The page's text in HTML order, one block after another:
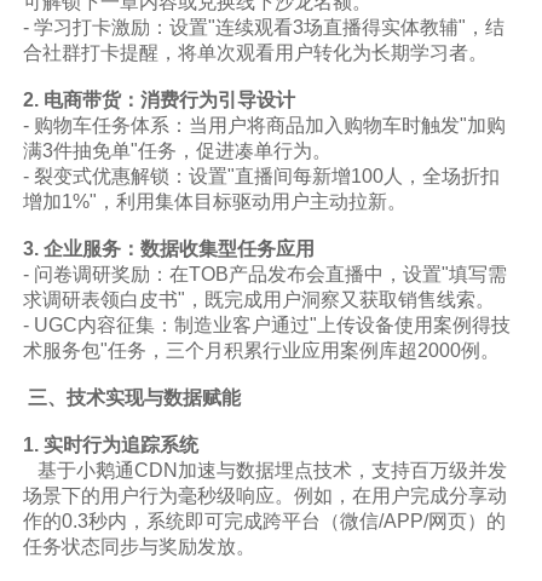
- 学习打卡激励：设置"连续观看3场直播得实体教辅"，结
合社群打卡提醒，将单次观看用户转化为长期学习者。
2. 电商带货：消费行为引导设计
- 购物车任务体系：当用户将商品加入购物车时触发"加购
满3件抽免单"任务，促进凑单行为。
- 裂变式优惠解锁：设置"直播间每新增100人，全场折扣
增加1%"，利用集体目标驱动用户主动拉新。
3. 企业服务：数据收集型任务应用
- 问卷调研奖励：在TOB产品发布会直播中，设置"填写需
求调研表领白皮书"，既完成用户洞察又获取销售线索。
- UGC内容征集：制造业客户通过"上传设备使用案例得技
术服务包"任务，三个月积累行业应用案例库超2000例。
三、技术实现与数据赋能
1. 实时行为追踪系统
基于小鹅通CDN加速与数据埋点技术，支持百万级并发
场景下的用户行为毫秒级响应。例如，在用户完成分享动
作的0.3秒内，系统即可完成跨平台（微信/APP/网页）的
任务状态同步与奖励发放。